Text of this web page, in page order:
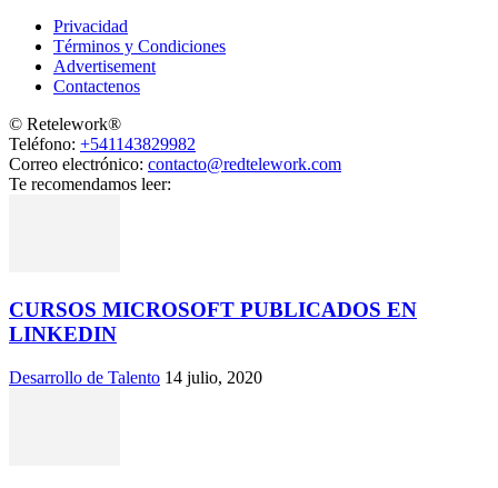
Privacidad
Términos y Condiciones
Advertisement
Contactenos
© Retelework®
Teléfono: +541143829982
Correo electrónico: contacto@redtelework.com
Te recomendamos leer:
CURSOS MICROSOFT PUBLICADOS EN
LINKEDIN
Desarrollo de Talento 14 julio, 2020